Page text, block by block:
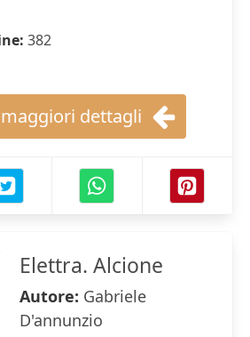
382
dettagli
Elettra. Alcione
Autore: Gabriele
D'annunzio